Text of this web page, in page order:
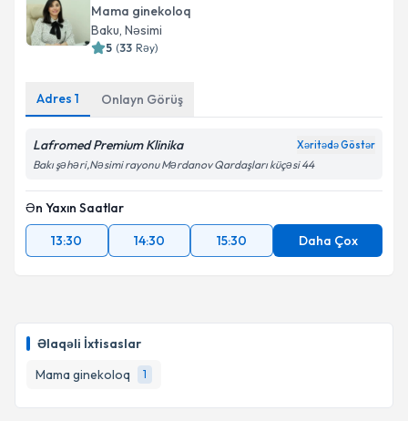
Əlaqəli İxtisaslar
Mama ginekoloq
1
E-poçt Ünvanınız
Şəxsi məlumatlarımın emal edilməsinə dair
məlumatlarımın göstərilən çərçivədə emal
edilməsinə razılıq verirəm.
Mama ginekoloq
Baku, Nəsimi
5 (33 Rəy)
Adres 1 Onlayn Görüş
Lafromed Premium Klinika Xəritədə Göstər
Bakı şəhəri,Nəsimi rayonu Mərdanov Qardaşları küçəsi 44
Ən Yaxın Saatlar
13:30
14:30 15:30 Daha Çox